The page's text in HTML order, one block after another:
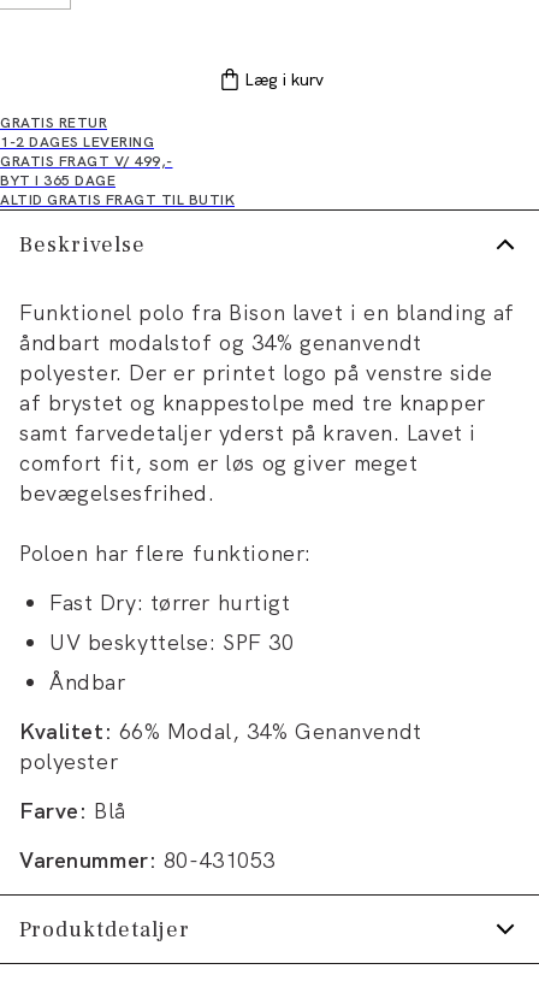
Læg i kurv
GRATIS RETUR
1-2 DAGES LEVERING
GRATIS FRAGT V/ 499,-
BYT I 365 DAGE
ALTID GRATIS FRAGT TIL BUTIK
Beskrivelse
Funktionel polo fra Bison lavet i en blanding af
åndbart modalstof og 34% genanvendt
polyester. Der er printet logo på venstre side
af brystet og knappestolpe med tre knapper
samt farvedetaljer yderst på kraven. Lavet i
comfort fit, som er løs og giver meget
bevægelsesfrihed.
Poloen har flere funktioner:
Fast Dry: tørrer hurtigt
UV beskyttelse: SPF 30
Åndbar
Kvalitet: 66% Modal, 34% Genanvendt
polyester
Farve: Blå
Varenummer: 80-431053
Produktdetaljer